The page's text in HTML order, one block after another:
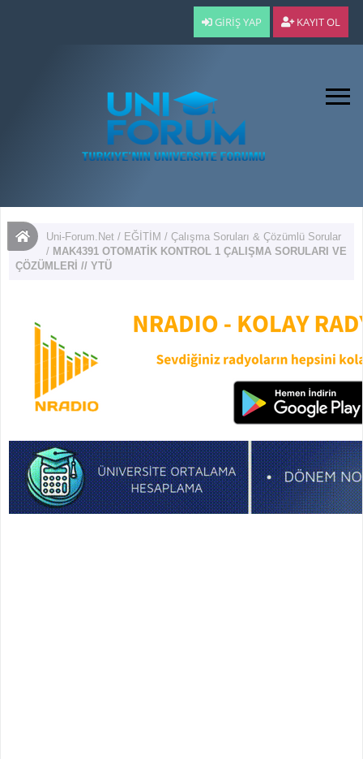
GIRIŞ YAP KAYIT OL
Uni-Forum.Net / EĞİTİM /Çalışma Soruları & Çözümlü Sorular
/ MAK4391 OTOMATİK KONTROL 1 ÇALIŞMA SORULARI VE
ÇÖZÜMLERİ // YTÜ